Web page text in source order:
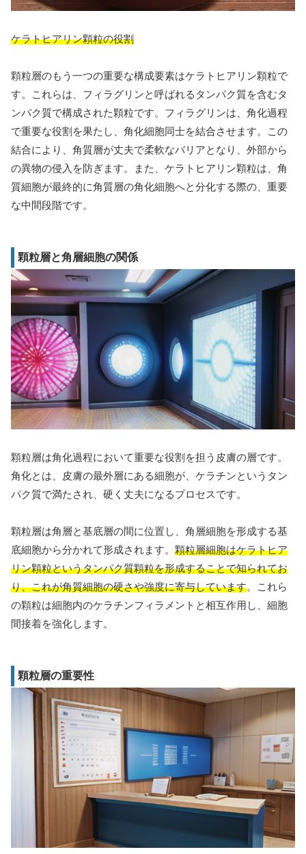
ケラトヒアリン顆粒の役割
顆粒層のもう一つの重要な構成要素はケラトヒアリン顆粒で
す。これらは、フィラグリンと呼ばれるタンパク質を含むタ
ンパク質で構成された顆粒です。フィラグリンは、角化過程
で重要な役割を果たし、角化細胞同士を結合させます。この
結合により、角質層が丈夫で柔軟なバリアとなり、外部から
の異物の侵入を防ぎます。また、ケラトヒアリン顆粒は、角
質細胞が最終的に角質層の角化細胞へと分化する際の、重要
な中間段階です。
顆粒層と角層細胞の関係
顆粒層は角化過程において重要な役割を担う皮膚の層です。
角化とは、皮膚の最外層にある細胞が、ケラチンというタン
パク質で満たされ、硬く丈夫になるプロセスです。
顆粒層は角層と基底層の間に位置し、角層細胞を形成する基
底細胞から分かれて形成されます。 顆粒層細胞はケラトヒア
リン顆粒というタンパク質顆粒を形成することで知られてお
り、これが角質細胞の硬さや強度に寄与しています。これら
の顆粒は細胞内のケラチンフィラメントと相互作用し、細胞
間接着を強化します。
顆粒層の重要性